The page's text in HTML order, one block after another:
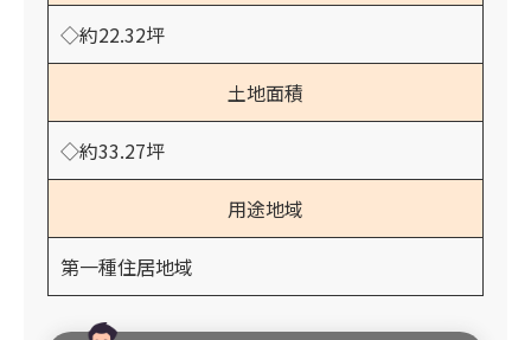
◇約22.32坪
土地面積
◇約33.27坪
用途地域
第一種住居地域